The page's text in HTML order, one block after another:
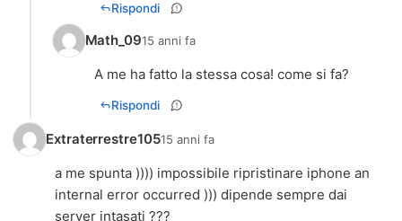
Rispondi
Math_0915 anni fa
A me ha fatto la stessa cosa! come si fa?
Rispondi
Extraterrestre10515 anni fa
a me spunta )))) impossibile ripristinare iphone an
internal error occurred ))) dipende sempre dai
server intasati ???